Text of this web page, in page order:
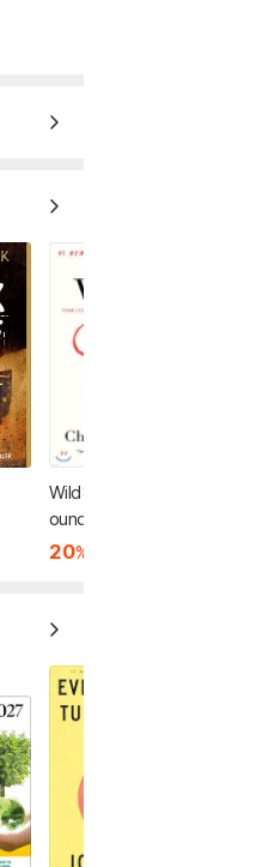
Wild: From Lost to F
ound on the Pacific
Crest Trail
20%